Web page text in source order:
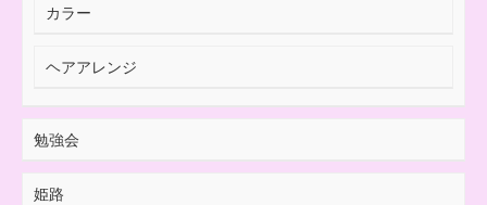
カラー
ヘアアレンジ
勉強会
姫路